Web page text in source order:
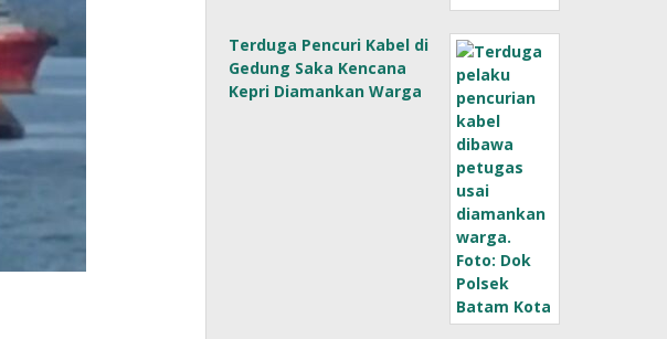
Terduga Pencuri Kabel di
Gedung Saka Kencana
Kepri Diamankan Warga